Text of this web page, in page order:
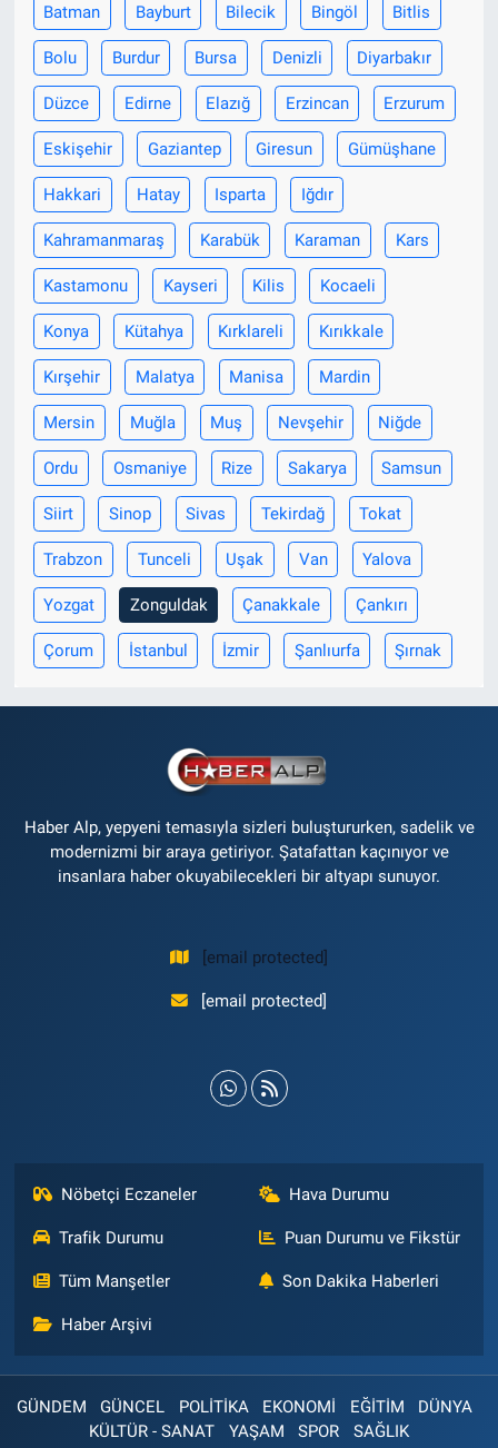
Batman Bayburt Bilecik Bingöl Bitlis
Bolu Burdur Bursa Denizli Diyarbakır
Düzce Edirne Elazığ Erzincan Erzurum
Eskişehir Gaziantep Giresun Gümüşhane
Hakkari Hatay Isparta Iğdır
Kahramanmaraş Karabük Karaman Kars
Kastamonu Kayseri Kilis Kocaeli
Konya Kütahya Kırklareli Kırıkkale
Kırşehir Malatya Manisa Mardin
Mersin Muğla Muş Nevşehir Niğde
Ordu Osmaniye Rize Sakarya Samsun
Siirt Sinop Sivas Tekirdağ Tokat
Trabzon Tunceli Uşak Van Yalova
Yozgat Zonguldak Çanakkale Çankırı
Çorum İstanbul İzmir Şanlıurfa Şırnak
Haber Alp, yepyeni temasıyla sizleri buluştururken, sadelik ve
modernizmi bir araya getiriyor. Şatafattan kaçınıyor ve
insanlara haber okuyabilecekleri bir altyapı sunuyor.
[email protected]
[email protected]
Nöbetçi Eczaneler Hava Durumu
Trafik Durumu Puan Durumu ve Fikstür
Tüm Manşetler Son Dakika Haberleri
Haber Arşivi
GÜNDEM GÜNCEL POLİTİKA EKONOMİ EĞİTİM
DÜNYA
KÜLTÜR - SANAT
YAŞAM SPOR SAĞLIK